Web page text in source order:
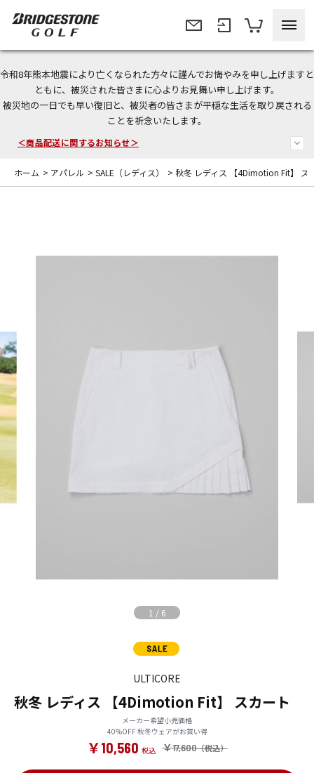
令和8年熊本地震により亡くなられた方々に謹んでお悔やみを申し上げますと
ともに、被災された皆さまに心よりお見舞い申し上げます。
被災地の一日でも早い復旧と、被災者の皆さまが平穏な生活を取り戻される
ことを祈念いたします。
今なら新規会員登録で1,000円OFFクーポンプレゼント！
＜商品配送に関するお知らせ＞
＜夏季休暇中のご注文・発送・お問い合わせ＞
ホーム > アパレル > SALE（レディス） > 秋冬 レディス 【4Dimotion Fit】 ス
1 / 6
ULTICORE
秋冬 レディス 【4Dimotion Fit】 スカート
メーカー希望小売価格
40%OFF 秋冬ウェアがお買い得
￥17,600
￥10,560